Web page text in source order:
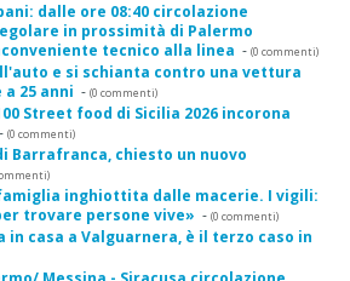
dalle ore 08:40 circolazione
in prossimità di Palermo
tecnico alla linea - (0 commenti)
e si schianta contro una vettura
25 anni - (0 commenti)
Street food di Sicilia 2026 incorona
- (0 commenti)
Barrafranca, chiesto un nuovo
inghiottita dalle macerie. I vigili:
trovare persone vive» - (0 commenti)
casa a Valguarnera, è il terzo caso in